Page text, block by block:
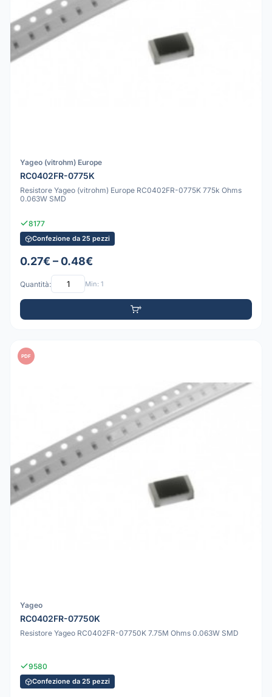
Yageo (vitrohm) Europe
RC0402FR-0775K
Resistore Yageo (vitrohm) Europe RC0402FR-0775K 775k Ohms
0.063W SMD
8177
Confezione da 25 pezzi
0.27€ – 0.48€
Quantità: Min: 1
PDF
Yageo
RC0402FR-07750K
Resistore Yageo RC0402FR-07750K 7.75M Ohms 0.063W SMD
9580
Confezione da 25 pezzi